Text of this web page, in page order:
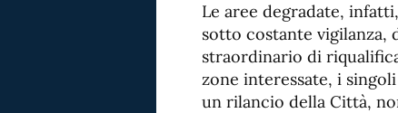
Le aree degradate,
sotto costante vigilanza,
straordinario di
zone interessate, i
un rilancio della Città,